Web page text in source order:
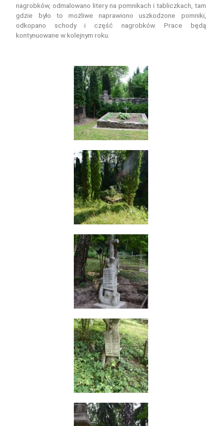
nagrobków, odmalowano litery na pomnikach i tabliczkach, tam
gdzie było to możliwe naprawiono uszkodzone pomniki,
odkopano schody i część nagrobków. Prace będą
kontynuowane w kolejnym roku.